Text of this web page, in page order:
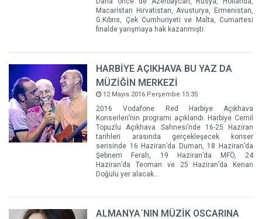
Macaristan Hırvatistan, Avusturya, Ermenistan,
G.Kıbrıs, Çek Cumhuriyeti ve Malta, Cumartesi
finalde yarışmaya hak kazanmıştı.
HARBİYE AÇIKHAVA BU YAZ DA
MÜZİĞİN MERKEZİ
12 Mayıs 2016 Perşembe 15:35
2016 Vodafone Red Harbiye Açıkhava
Konserleri’nin programı açıklandı. Harbiye Cemil
Topuzlu Açıkhava Sahnesi’nde 16-25 Haziran
tarihleri arasında gerçekleşecek konser
serisinde 16 Haziran’da Duman, 18 Haziran’da
Şebnem Ferah, 19 Haziran’da MFÖ, 24
Haziran’da Teoman ve 25 Haziran’da Kenan
Doğulu yer alacak...
ALMANYA´NIN MÜZİK OSCARINA